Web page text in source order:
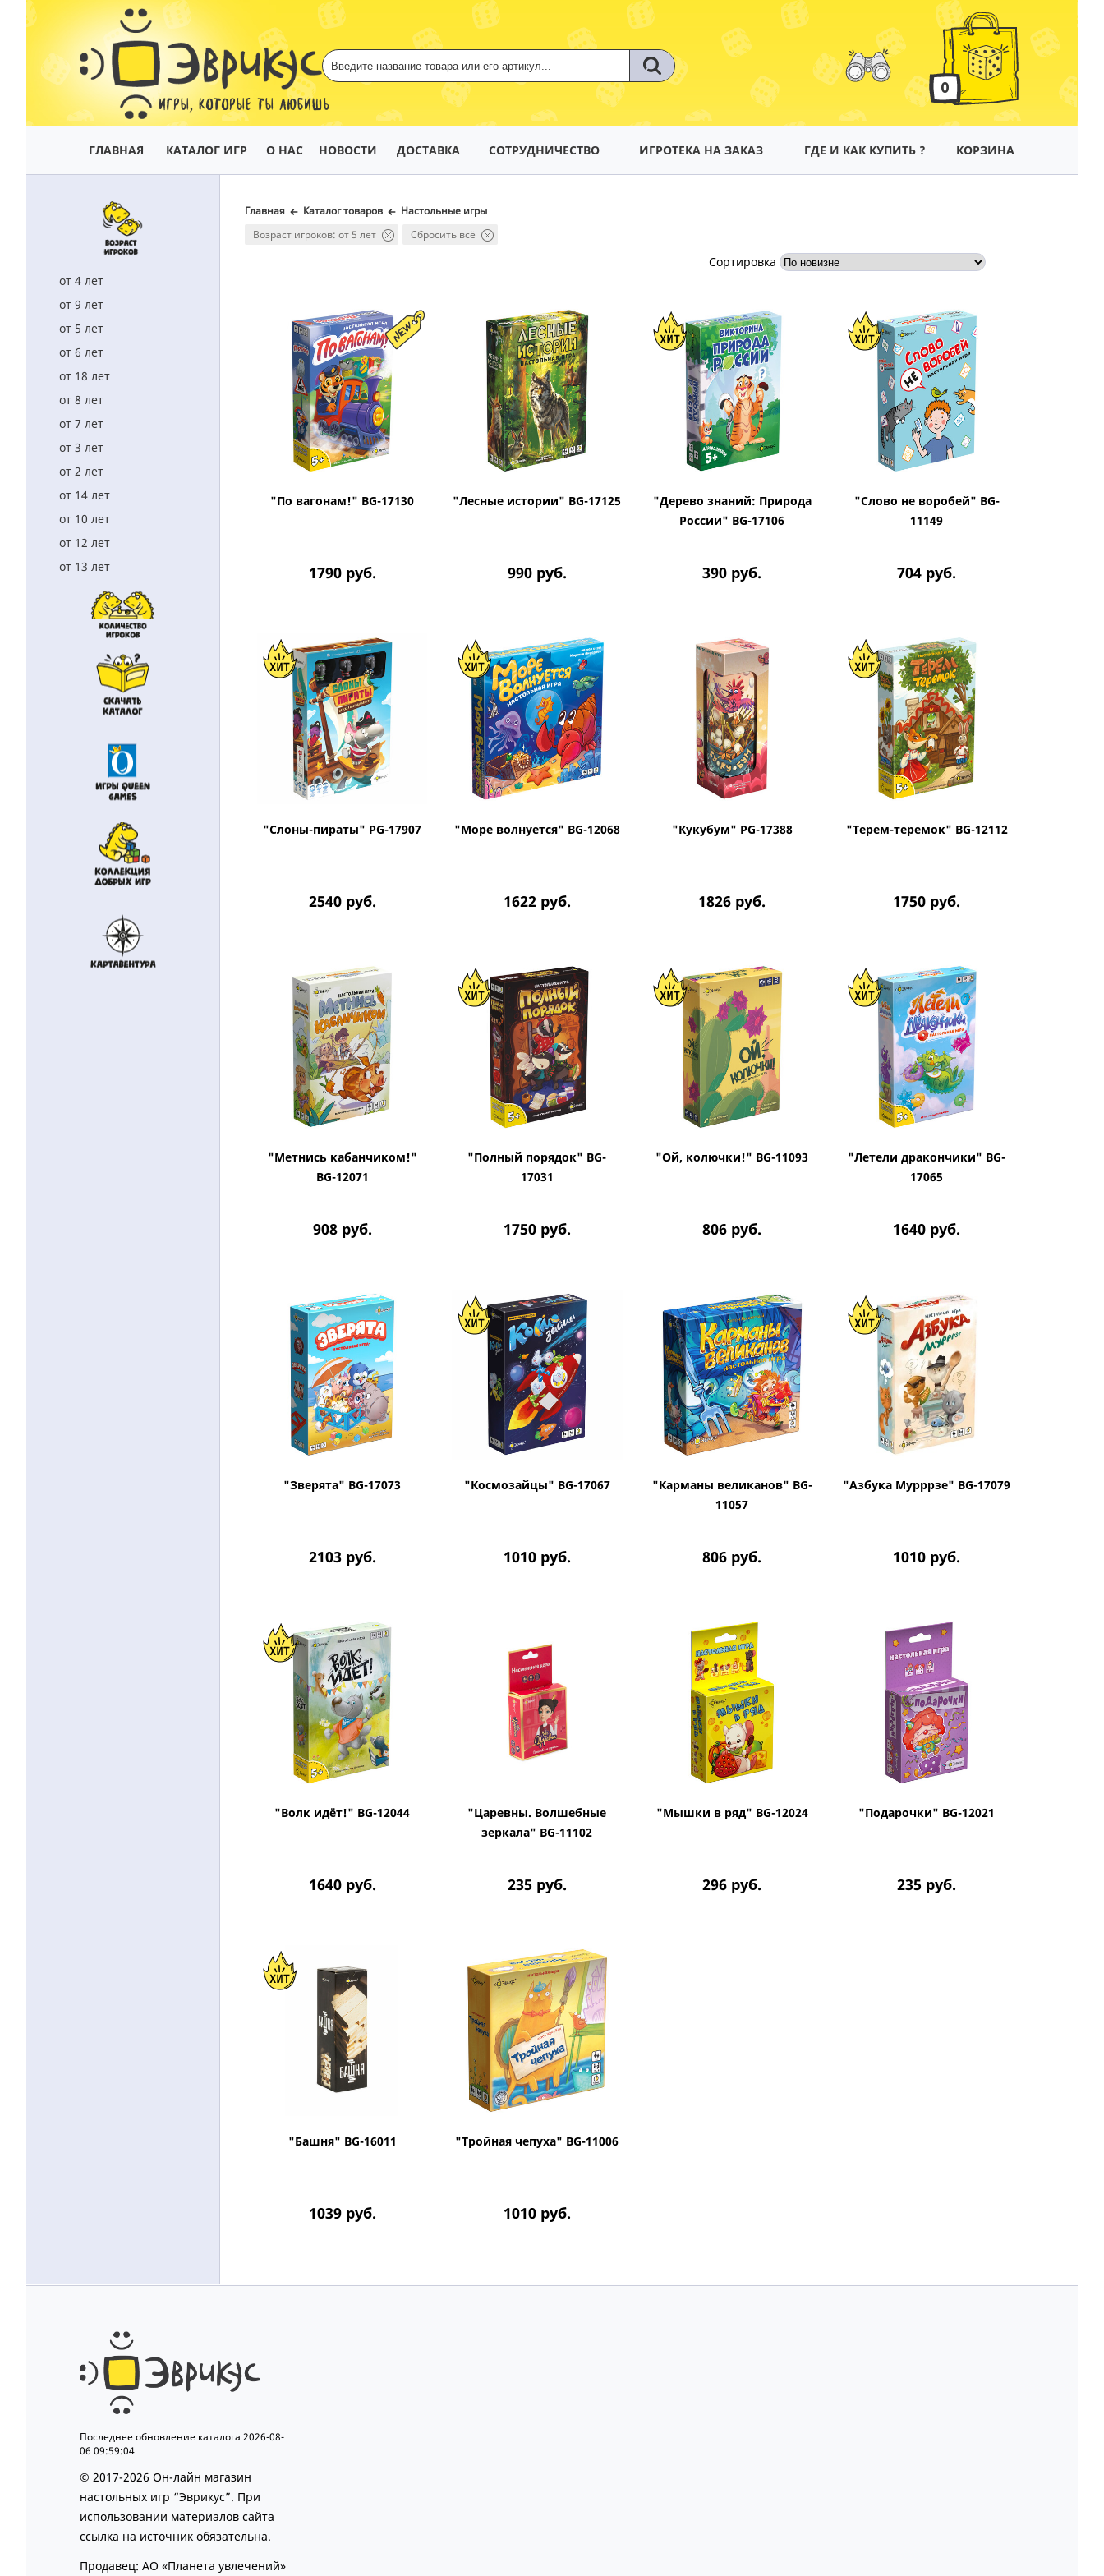
ИГРЫ, КОТОРЫЕ ТЫ ЛЮБИШЬ
0
ГЛАВНАЯ КАТАЛОГ ИГР О НАС НОВОСТИ ДОСТАВКА СОТРУДНИЧЕСТВО ИГРОТЕКА НА ЗАКАЗ ГДЕ И КАК КУПИТЬ ? КОРЗИНА
от 4 лет
от 9 лет
от 5 лет
от 6 лет
от 18 лет
от 8 лет
от 7 лет
от 3 лет
от 2 лет
от 14 лет
от 10 лет
от 12 лет
от 13 лет
Главная Каталог товаров
Настольные игры
Возраст игроков: от 5 лет
Сбросить всё
Сортировка
"По вагонам!" BG-17130
1790 руб.
"Лесные истории" BG-17125
990 руб.
"Дерево знаний: Природа
России" BG-17106
390 руб.
"Слово не воробей" BG-
11149
704 руб.
"Слоны-пираты" PG-17907
2540 руб.
"Море волнуется" BG-12068
1622 руб.
"Кукубум" PG-17388
1826 руб.
"Терем-теремок" BG-12112
1750 руб.
"Метнись кабанчиком!"
BG-12071
908 руб.
"Полный порядок" BG-
17031
1750 руб.
"Ой, колючки!" BG-11093
806 руб.
"Летели дракончики" BG-
17065
1640 руб.
"Зверята" BG-17073
2103 руб.
"Космозайцы" BG-17067
1010 руб.
"Карманы великанов" BG-
11057
806 руб.
"Азбука Мурррзе" BG-17079
1010 руб.
"Волк идёт!" BG-12044
1640 руб.
"Царевны. Волшебные
зеркала" BG-11102
235 руб.
"Мышки в ряд" BG-12024
296 руб.
"Подарочки" BG-12021
235 руб.
"Башня" BG-16011
1039 руб.
"Тройная чепуха" BG-11006
1010 руб.
Последнее обновление каталога 2026-08-
06 09:59:04
© 2017-2026 Он-лайн магазин
настольных игр “Эврикус”. При
использовании материалов сайта
ссылка на источник обязательна.
Продавец: АО «Планета увлечений»